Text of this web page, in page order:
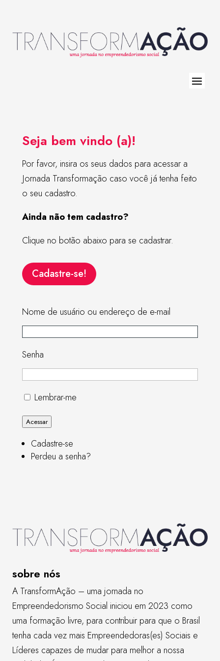
Seja bem vindo (a)!
Por favor, insira os seus dados para acessar a
Jornada Transformação caso você já tenha feito
o seu cadastro.
Ainda não tem cadastro?
Clique no botão abaixo para se cadastrar.
Cadastre-se!
Nome de usuário ou endereço de e-mail
Senha
Lembrar-me
Acessar
Cadastre-se
Perdeu a senha?
sobre nós
A TransformAção – uma jornada no
Empreendedorismo Social iniciou em 2023 como
uma formação livre, para contribuir para que o Brasil
tenha cada vez mais Empreendedoras(es) Sociais e
Líderes capazes de mudar para melhor a nossa